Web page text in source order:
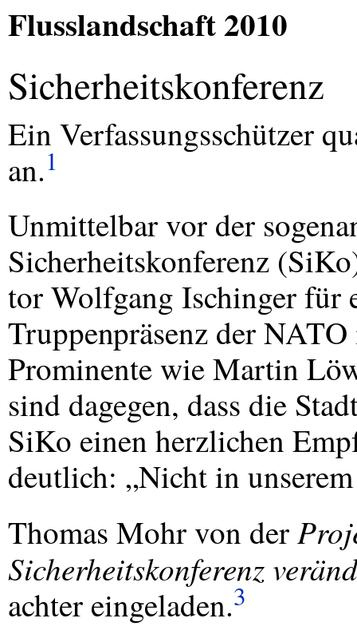
Flusslandschaft 2010
Sicherheitskonferenz
Ein Verfassungsschützer
an.1
Unmittelbar vor der
Sicherheitskonferenz
tor Wolfgang Ischinger für
Truppenpräsenz derNATO
Prominente wie Martin
sind dagegen, dass die
SiKo einen herzlichen
deutlich: „Nicht in
Thomas Mohr von der
Sicherheitskonferenz
achter eingeladen.3